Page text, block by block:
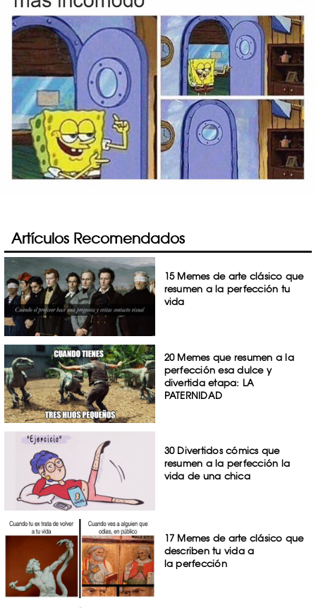
Artículos Recomendados
15 Memes de arte clásico que
resumen a la perfección tu
vida
20 Memes que resumen a la
perfección esa dulce y
divertida etapa: LA
PATERNIDAD
30 Divertidos cómics que
resumen a la perfección la
vida de una chica
17 Memes de arte clásico que
describen tu vida a
la perfección